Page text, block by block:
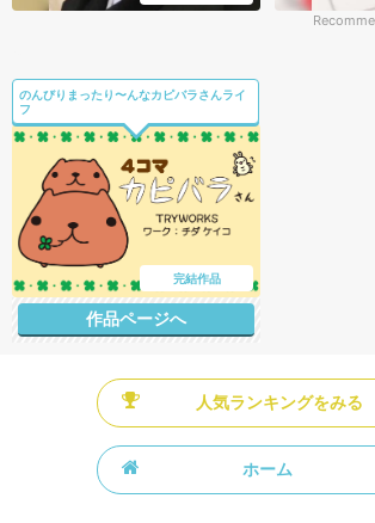
のんびりまったり〜んなカピバラさんライ
フ
完結作品
作品ページへ
人気ランキングをみる
ホーム